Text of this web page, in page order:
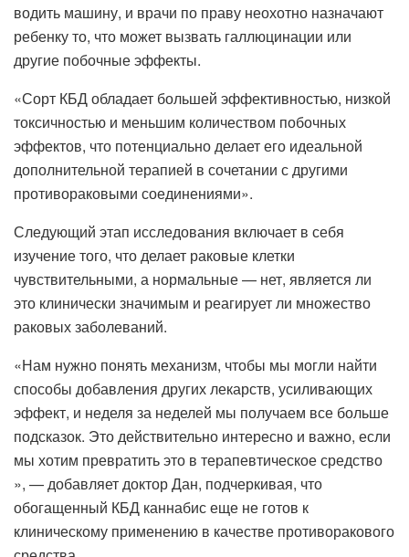
водить машину, и врачи по праву неохотно назначают
ребенку то, что может вызвать галлюцинации или
другие побочные эффекты.
«Сорт КБД обладает большей эффективностью, низкой
токсичностью и меньшим количеством побочных
эффектов, что потенциально делает его идеальной
дополнительной терапией в сочетании с другими
противораковыми соединениями».
Следующий этап исследования включает в себя
изучение того, что делает раковые клетки
чувствительными, а нормальные — нет, является ли
это клинически значимым и реагирует ли множество
раковых заболеваний.
«Нам нужно понять механизм, чтобы мы могли найти
способы добавления других лекарств, усиливающих
эффект, и неделя за неделей мы получаем все больше
подсказок. Это действительно интересно и важно, если
мы хотим превратить это в терапевтическое средство
», — добавляет доктор Дан, подчеркивая, что
обогащенный КБД каннабис еще не готов к
клиническому применению в качестве противоракового